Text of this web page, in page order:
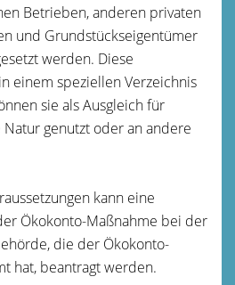
Betrieben, anderen privaten
und Grundstückseigentümer
werden. Diese
einem speziellen Verzeichnis
sie als Ausgleich für
genutzt oder an andere
kann eine
Ökokonto-Maßnahme bei der
die der Ökokonto-
hat, beantragt werden.